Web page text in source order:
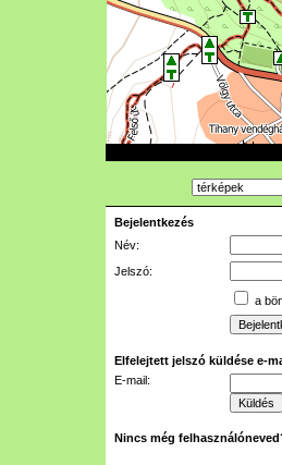
Bejelentkezés
Név:
Jelszó:
a
Elfelejtett jelszó küldése e-
E-mail:
Nincs még